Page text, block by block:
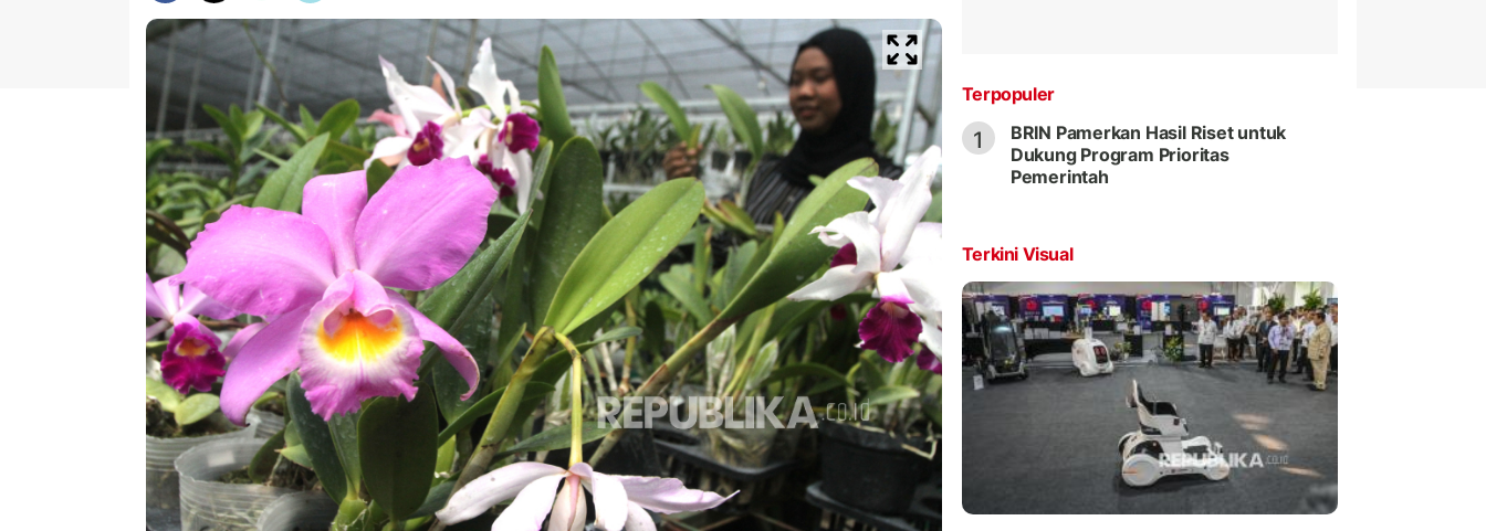
Terpopuler
1
BRIN Pamerkan Hasil Riset untuk
Dukung Program Prioritas
Pemerintah
Terkini Visual